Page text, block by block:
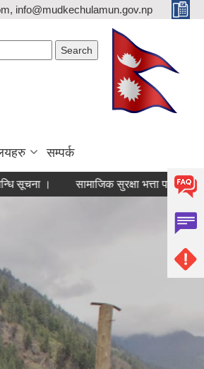
info@mudkechulamun.gov.np
सम्पर्क
सामाजिक सुरक्षा भत्ता परिचयपत्र नवीकरण